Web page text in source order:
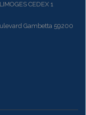
CEDEX 1
Gambetta 59200